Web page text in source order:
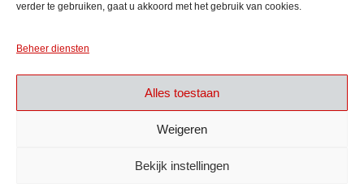
verder te gebruiken, gaat u akkoord met het gebruik van cookies.
Beheer diensten
Alles toestaan
Weigeren
Bekijk instellingen